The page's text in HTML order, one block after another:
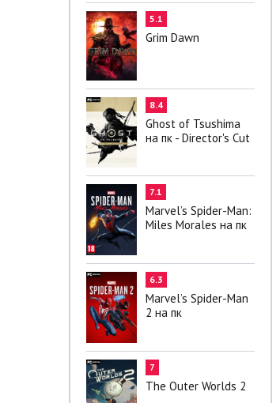
5.1
Grim Dawn
8.4
Ghost of Tsushima
на пк - Director's Cut
7.1
Marvel’s Spider-Man:
Miles Morales на пк
6.3
Marvel’s Spider-Man
2 на пк
7
The Outer Worlds 2